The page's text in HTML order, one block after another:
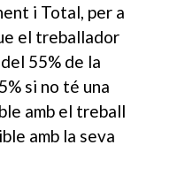
i Total, per a
el treballador
55% de la
si no té una
amb el treball
amb la seva